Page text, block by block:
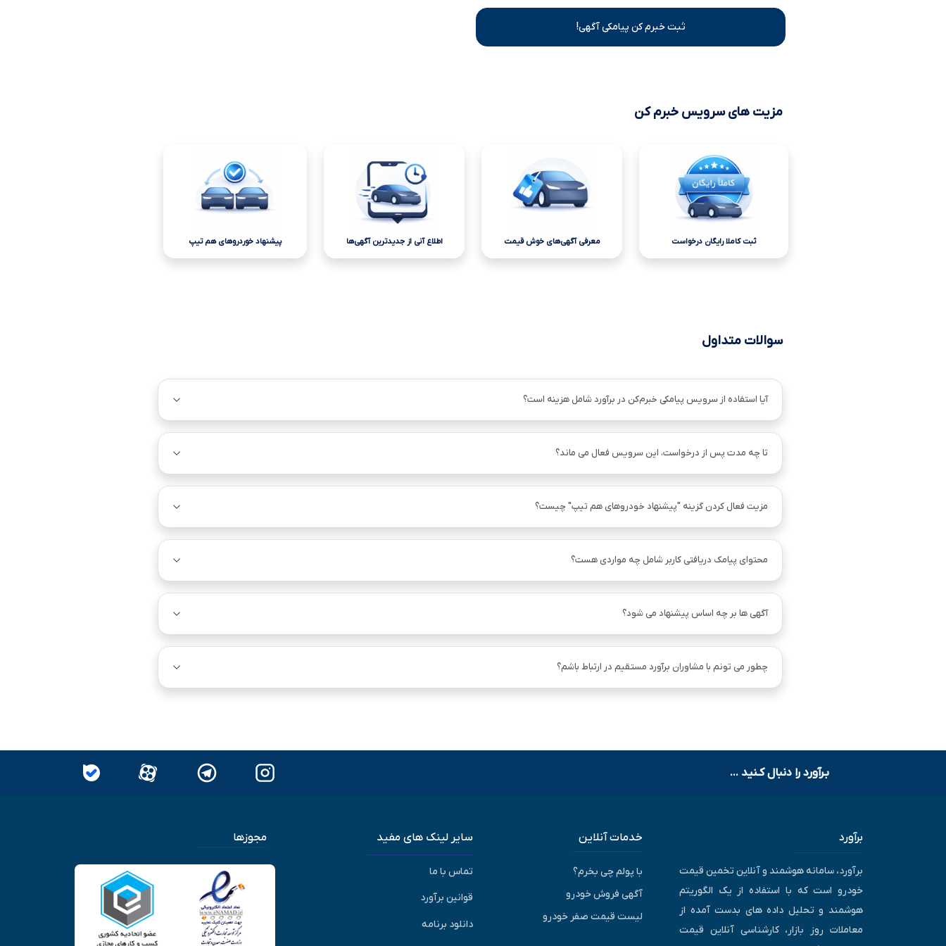
ثبت خبرم کن پیامکی آگهی!
مزیت های سرویس خبرم کن
ثبت کاملا رایگان درخواست معرفی آگهی‌های خوش قیمت اطلاع آنی از جدیدترین آگهی‌ها پیشنهاد خوردروهای هم تیپ
سوالات متداول
آیا استفاده از سرویس پیامکی خبرم‌کن در برآورد شامل هزینه است؟
تا چه مدت پس از درخواست، این سرویس فعال می ماند؟
مزیت فعال کردن گزینه "پیشنهاد خودروهای هم ‌تیپ" چیست؟
محتوای پیامک دریافتی کاربر شامل چه مواردی هست؟
آگهی ها بر چه اساس پیشنهاد می شود؟
چطور می تونم با مشاوران برآورد مستقیم در ارتباط باشم؟
بـرآورد را دنبال کـنید ...
برآورد
برآورد، سامانه هوشمند و آنلاین تخمین قیمت
خودرو است که با استفاده از یک الگوریتم
هوشمند و تحلیل داده های بدست آمده از
معاملات روز بازار، کارشناسی آنلاین قیمت
خدمات آنلاین
با پولم چی بخرم؟
آگهی فروش خودرو
لیست قیمت صفر خودرو
سایر لینک های مفید
تماس با ما
قوانین برآورد
دانلود برنامه
مجوزها